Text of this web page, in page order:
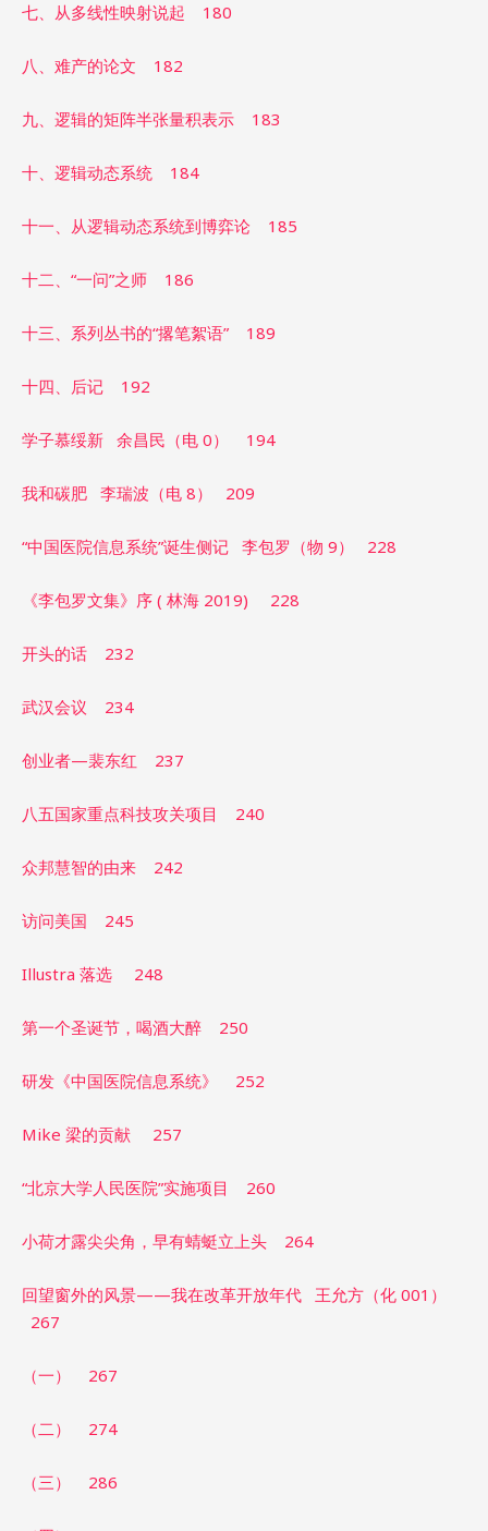
七、从多线性映射说起 180
八、难产的论文 182
九、逻辑的矩阵半张量积表示 183
十、逻辑动态系统 184
十一、从逻辑动态系统到博弈论 185
十二、“一问”之师 186
十三、系列丛书的“撂笔絮语” 189
十四、后记 192
学子慕绥新 余昌民（电 0） 194
我和碳肥 李瑞波（电 8） 209
“中国医院信息系统”诞生侧记 李包罗（物 9） 228
《李包罗文集》序 ( 林海 2019) 228
开头的话 232
武汉会议 234
创业者—裴东红 237
八五国家重点科技攻关项目 240
众邦慧智的由来 242
访问美国 245
Illustra 落选 248
第一个圣诞节，喝酒大醉 250
研发《中国医院信息系统》 252
Mike 梁的贡献 257
“北京大学人民医院”实施项目 260
小荷才露尖尖角，早有蜻蜓立上头 264
回望窗外的风景——我在改革开放年代 王允方（化 001）
267
（一） 267
（二） 274
（三） 286